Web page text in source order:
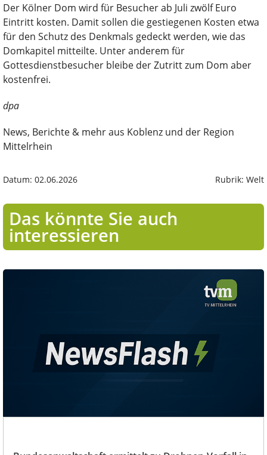
Der Kölner Dom wird für Besucher ab Juli zwölf Euro
Eintritt kosten. Damit sollen die gestiegenen Kosten etwa
für den Schutz des Denkmals gedeckt werden, wie das
Domkapitel mitteilte. Unter anderem für
Gottesdienstbesucher bleibe der Zutritt zum Dom aber
kostenfrei.
dpa
News, Berichte & mehr aus Koblenz und der Region
Mittelrhein
Datum: 02.06.2026 Rubrik: Welt
Das könnte Sie auch
interessieren